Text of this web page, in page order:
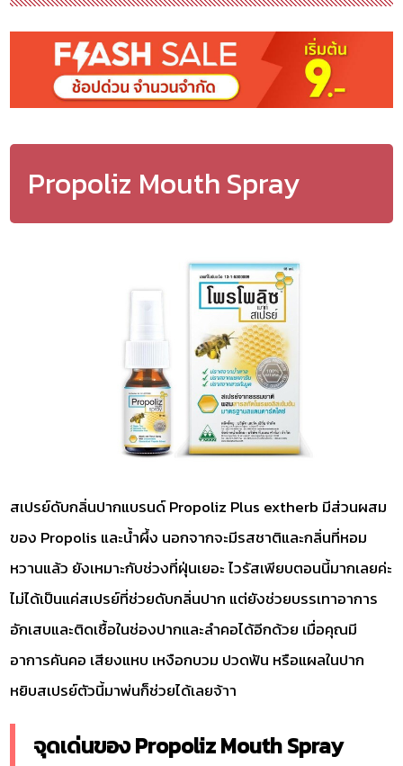
Propoliz Mouth Spray
สเปรย์ดับกลิ่นปากแบรนด์ Propoliz Plus extherb มีส่วนผสม
ของ Propolis และน้ำผึ้ง นอกจากจะมีรสชาติและกลิ่นที่หอม
หวานแล้ว ยังเหมาะกับช่วงที่ฝุ่นเยอะ ไวรัสเพียบตอนนี้มากเลยค่ะ
ไม่ได้เป็นแค่สเปรย์ที่ช่วยดับกลิ่นปาก แต่ยังช่วยบรรเทาอาการ
อักเสบและติดเชื้อในช่องปากและลำคอได้อีกด้วย เมื่อคุณมี
อาการคันคอ เสียงแหบ เหงือกบวม ปวดฟัน หรือแผลในปาก
หยิบสเปรย์ตัวนี้มาพ่นก็ช่วยได้เลยจ้าา
จุดเด่นของ Propoliz Mouth Spray